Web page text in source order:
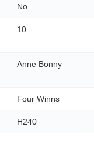
No
10
Anne Bonny
Four Winns
H240